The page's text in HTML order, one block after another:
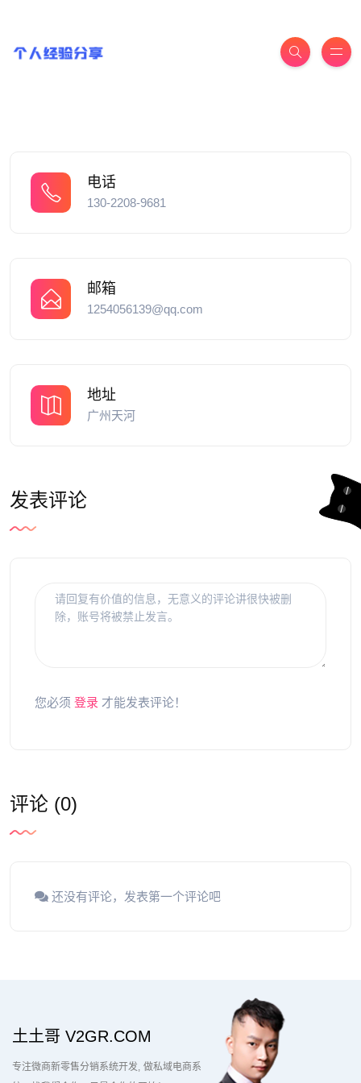
电话
130-2208-9681
邮箱
1254056139@qq.com
地址
广州天河
发表评论
您必须 登录 才能发表评论！
评论 (0)
还没有评论，发表第一个评论吧
土土哥 V2GR.COM
专注微商新零售分销系统开发 做私域电商系